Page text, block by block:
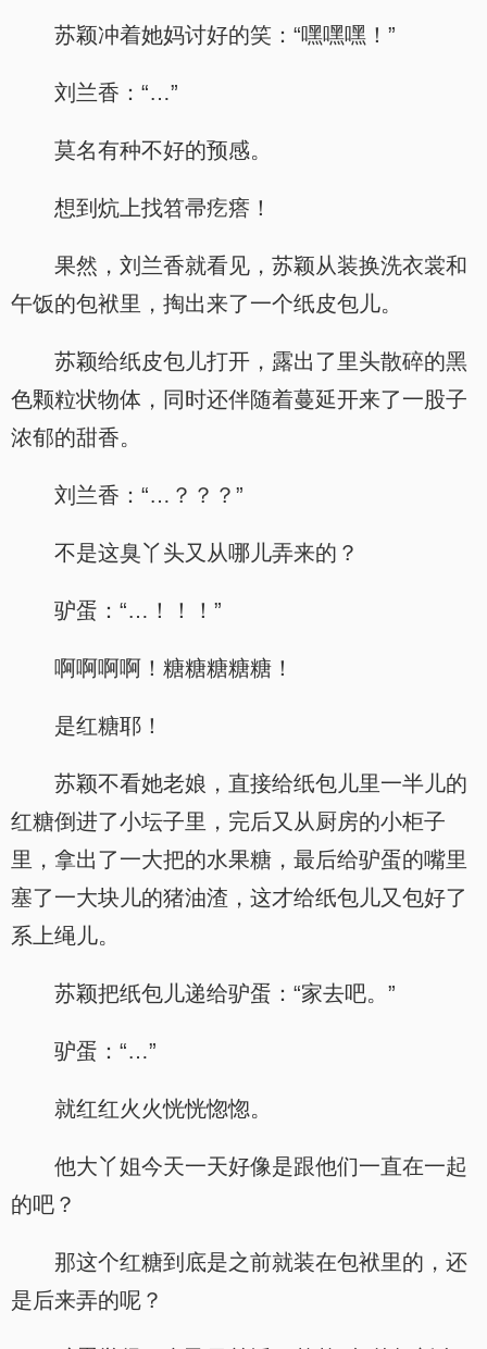
苏颖冲着她妈讨好的笑：“嘿嘿嘿！”
刘兰香：“…”
莫名有种不好的预感。
想到炕上找笤帚疙瘩！
果然，刘兰香就看见，苏颖从装换洗衣裳和
午饭的包袱里，掏出来了一个纸皮包儿。
苏颖给纸皮包儿打开，露出了里头散碎的黑
色颗粒状物体，同时还伴随着蔓延开来了一股子
浓郁的甜香。
刘兰香：“…？？？”
不是这臭丫头又从哪儿弄来的？
驴蛋：“…！！！”
啊啊啊啊！糖糖糖糖糖！
是红糖耶！
苏颖不看她老娘，直接给纸包儿里一半儿的
红糖倒进了小坛子里，完后又从厨房的小柜子
里，拿出了一大把的水果糖，最后给驴蛋的嘴里
塞了一大块儿的猪油渣，这才给纸包儿又包好了
系上绳儿。
苏颖把纸包儿递给驴蛋：“家去吧。”
驴蛋：“…”
就红红火火恍恍惚惚。
他大丫姐今天一天好像是跟他们一直在一起
的吧？
那这个红糖到底是之前就装在包袱里的，还
是后来弄的呢？